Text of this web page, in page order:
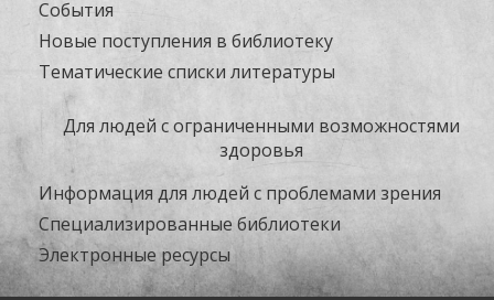
События
Новые поступления в библиотеку
Тематические списки литературы
Для людей с ограниченными возможностями
здоровья
Информация для людей с проблемами зрения
Специализированные библиотеки
Электронные ресурсы